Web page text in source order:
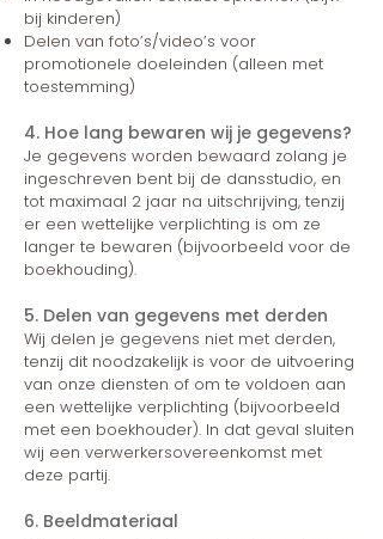
bij kinderen)
Delen van foto’s/video’s voor
promotionele doeleinden (alleen met
toestemming)
4. Hoe lang bewaren wij je gegevens?
Je gegevens worden bewaard zolang je
ingeschreven bent bij de dansstudio, en
tot maximaal 2 jaar na uitschrijving, tenzij
er een wettelijke verplichting is om ze
langer te bewaren (bijvoorbeeld voor de
boekhouding).
5. Delen van gegevens met derden
Wij delen je gegevens niet met derden,
tenzij dit noodzakelijk is voor de uitvoering
van onze diensten of om te voldoen aan
een wettelijke verplichting (bijvoorbeeld
met een boekhouder). In dat geval sluiten
wij een verwerkersovereenkomst met
deze partij.
6. Beeldmateriaal